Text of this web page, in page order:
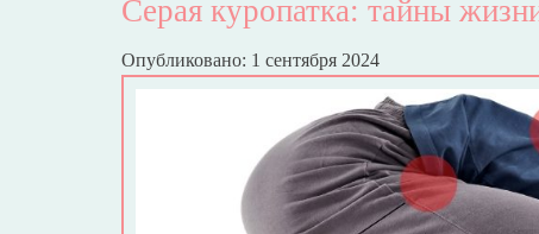
Серая куропатка: тайны
Опубликовано: 1 сентября 2024